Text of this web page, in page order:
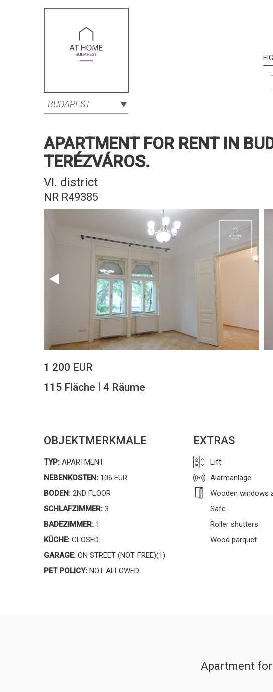
BUDAPEST
APARTMENT FOR RENT IN
TERÉZVÁROS.
VI. district
NR R49385
1 200 EUR
115 Fläche | 4 Räume
OBJEKTMERKMALE
TYP: APARTMENT
NEBENKOSTEN: 106 EUR
BODEN: 2ND FLOOR
SCHLAFZIMMER: 3
BADEZIMMER: 1
KÜCHE: CLOSED
GARAGE: ON STREET (NOT FREE)(1)
PET POLICY: NOT ALLOWED
EXTRAS
Lift
Alarmanlage
Wooden windows
Safe
Roller shutters
Wood parquet
Apartment for